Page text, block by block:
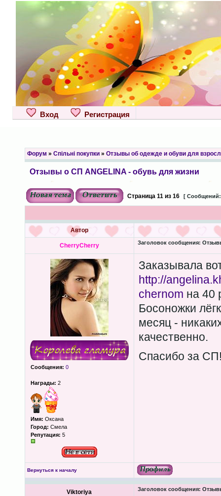
Вход Регистрация
Форум » Спільні покупки» Отзывы об одежде и обуви для
Отзывы о СП ANGELINA - обувь для жизни
Страница 11из 16 [
Автор
CherryCherry Заголовок сообщения:
Сообщения: 0
Награды: 2
Имя: Оксана
Город: Смела
Репутация: 5
Заказывала
http://
chernom на 40
Босоножки
месяц -
качественно.
Спасибо за
Вернуться к началу
Viktoriya Заголовок сообщения: